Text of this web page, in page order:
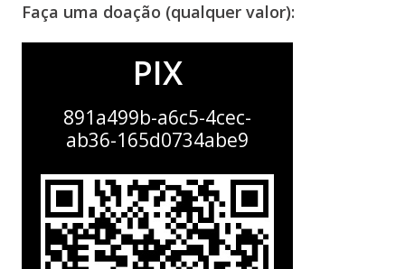
Faça uma doação (qualquer valor):
PIX
891a499b-a6c5-4cec-
ab36-165d0734abe9